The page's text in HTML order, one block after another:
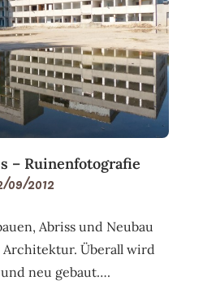
– Ruinenfotografie
09/2012
Abriss und Neubau
Architektur. Überall wird
neu gebaut….